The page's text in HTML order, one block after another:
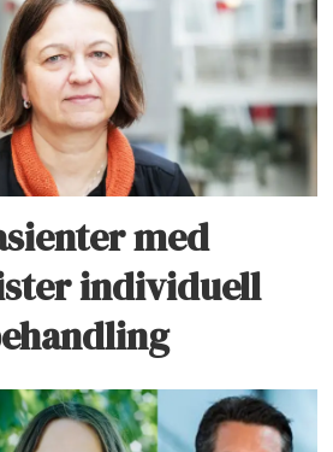
med
individuell